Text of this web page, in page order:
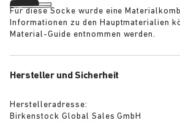
Für diese Socke wurde eine
Informationen zu den Hauptmaterialien
Material-Guide entnommen werden.
Hersteller und Sicherheit
Herstelleradresse:
Birkenstock Global Sales GmbH